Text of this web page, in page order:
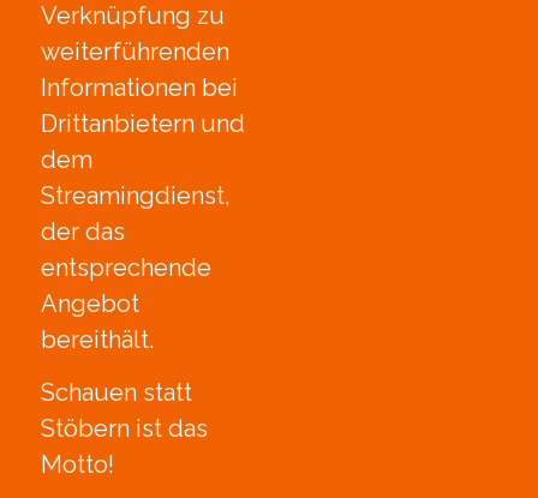
Verknüpfung zu
weiterführenden
Informationen bei
Drittanbietern und
dem
Streamingdienst,
der das
entsprechende
Angebot
bereithält.
Schauen statt
Stöbern ist das
Motto!